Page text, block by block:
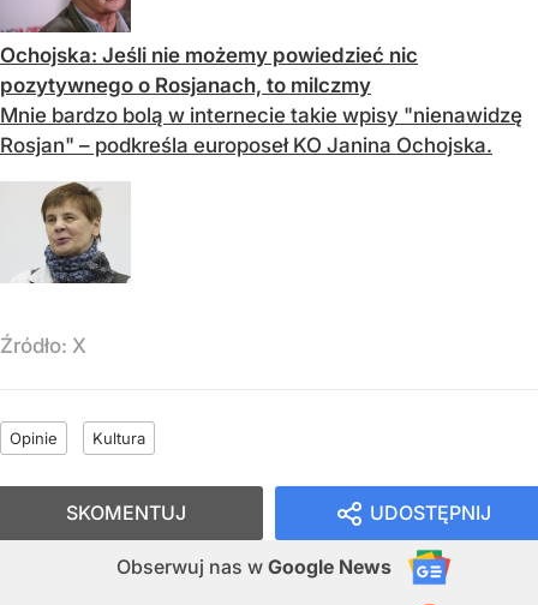
Ochojska: Jeśli nie możemy powiedzieć nic
pozytywnego o Rosjanach, to milczmy
Mnie bardzo bolą w internecie takie wpisy "nienawidzę
Rosjan" – podkreśla europoseł KO Janina Ochojska.
Źródło: X
Opinie Kultura
UDOSTĘPNIJ
Obserwuj nas w Google News
SKOMENTUJ